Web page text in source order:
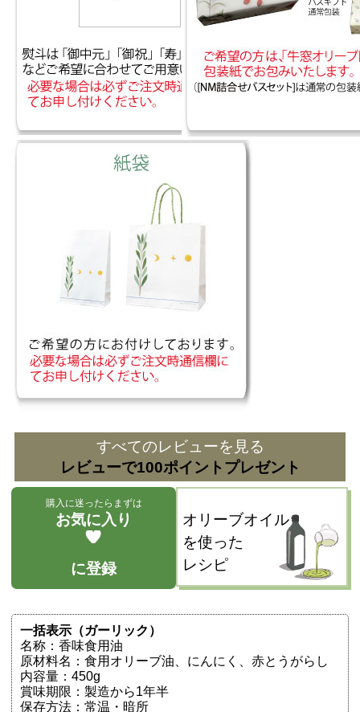
すべてのレビューを見る
レビューで100ポイントプレゼント
購入に迷ったらまずは
お気に入り
に登録
オリーブオイル
を使った
レシピ
一括表示（ガーリック）
名称：香味食用油
原材料名：食用オリーブ油、にんにく、赤とうがらし
内容量：450g
賞味期限：製造から1年半
保存方法：常温・暗所